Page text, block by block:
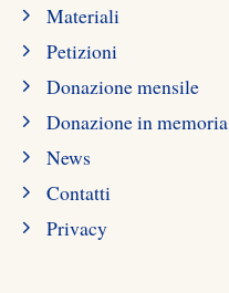
Materiali
Petizioni
Donazione mensile
Donazione in memoria
News
Contatti
Privacy